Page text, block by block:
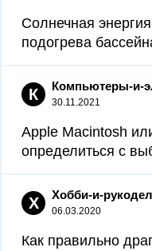
Солнечная
подогрева
К Компьютеры-и-
30.11.2021
Apple Macintosh
определиться с
Х Хобби-и-
06.03.2020
Как правильно